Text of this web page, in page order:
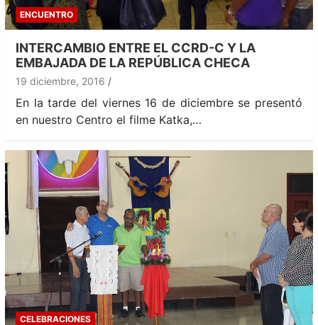
ENCUENTRO
INTERCAMBIO ENTRE EL CCRD-C Y LA
EMBAJADA DE LA REPÚBLICA CHECA
19 diciembre, 2016
En la tarde del viernes 16 de diciembre se presentó
en nuestro Centro el filme Katka,…
CELEBRACIONES